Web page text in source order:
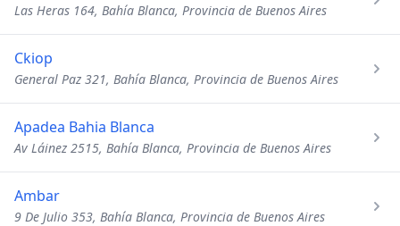
Las Heras 164, Bahía Blanca, Provincia de Buenos Aires
Ckiop
General Paz 321, Bahía Blanca, Provincia de Buenos Aires
Apadea Bahia Blanca
Av Láinez 2515, Bahía Blanca, Provincia de Buenos Aires
Ambar
9 De Julio 353, Bahía Blanca, Provincia de Buenos Aires